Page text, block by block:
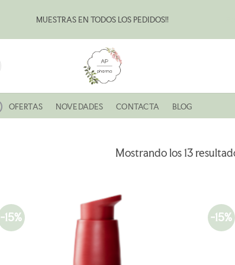
MUESTRAS EN TODOS LOS PEDIDOS!!
OFERTAS NOVEDADES CONTACTA BLOG
Mostrando los 13
-15% -15%